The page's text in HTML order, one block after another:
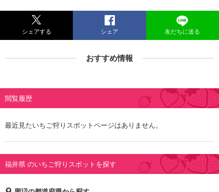
シェアする シェア 友だちに送る
おすすめ情報
閲覧履歴
最近見たいちご狩りスポットページはありません。
福井県 のいちご狩りスポットを探す